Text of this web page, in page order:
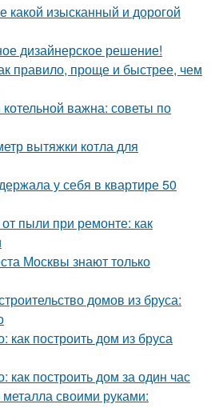
какой изысканный и дорогой
дизайнерское решение!
правило, проще и быстрее, чем
важна: советы по
вытяжки котла для
у себя в квартире 50
пыли при ремонте: как
Москвы знают только
домов из бруса:
как построить дом из бруса
как построить дом за один час
своими руками: